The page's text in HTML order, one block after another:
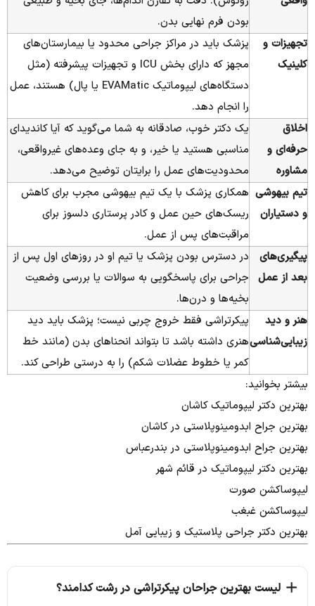
بودن فرم نهایی بدن.
تجهیزات و
کلینیک
پزشک باید در مراکز جراحی محدود یا بیمارستان‌های
مجهز که دارای بخش ICU و تجهیزات پیشرفته (مثل
دستگاه‌های لیپوماتیک EVAMatic یا پال) هستند، عمل
را انجام دهد.
اخلاق
حرفه‌ای و
مشاوره
یک دکتر خوب، صادقانه به شما می‌گوید که آیا کاندیدای
مناسبی هستید یا خیر، و به جای وعده‌های غیرواقعی،
محدودیت‌های عمل را برایتان توضیح می‌دهد.
تیم بیهوشی
و دستیاران
همکاری پزشک با یک تیم بیهوشی مجرب برای کاهش
ریسک‌های حین عمل و کادر پرستاری دلسوز برای
مراقبت‌های پس از عمل.
پیگیری‌های
بعد از عمل
در دسترس بودن پزشک یا تیم او در روزهای اول پس از
جراحی برای پاسخگویی به سوالات یا بررسی وضعیت
بخیه‌ها و درن‌ها.
هنر و دید
زیبایی‌شناسی
پیکرتراشی فقط خروج چربی نیست؛ پزشک باید دید
هنری داشته باشد تا بتواند انحناهای بدن (مانند خط
کمر یا خطوط عضلات شکم) را به درستی طراحی کند.
بیشتر بخوانید:
بهترین دکتر لیپوماتیک کاشان
بهترین جراح ابدومینوپلاستی در کاشان
بهترین جراح ابدومینوپلاستی در بندرعباس
بهترین دکتر لیپوماتیک در قائم شهر
لیپوساکشن صورت
لیپوساکشن غبغب
بهترین دکتر جراحی پلاستیک و زیبایی آمل
لیست بهترین جراحان پیکرتراشی در رشت کدامند؟